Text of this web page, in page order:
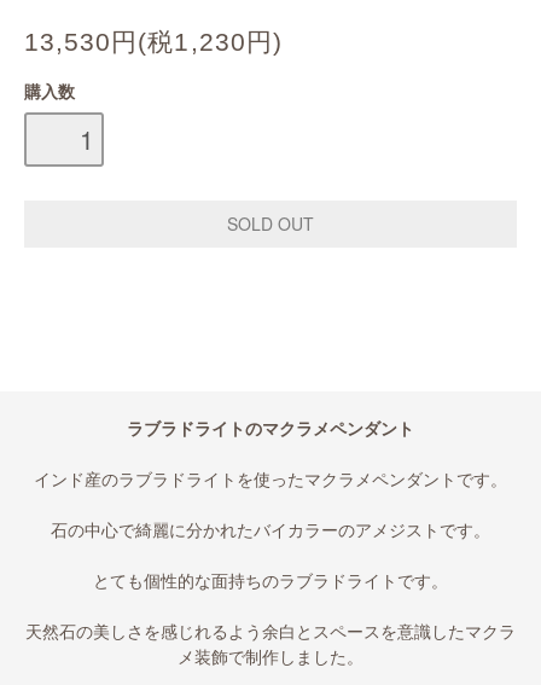
13,530円(税1,230円)
購入数
ラブラドライトのマクラメペンダント
インド産のラブラドライトを使ったマクラメペンダントです。
石の中心で綺麗に分かれたバイカラーのアメジストです。
とても個性的な面持ちのラブラドライトです。
天然石の美しさを感じれるよう余白とスペースを意識したマクラ
メ装飾で制作しました。